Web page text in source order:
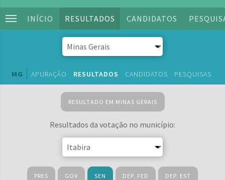
INÍCIO RESULTADOS CANDIDATOS
MG APURAÇÃO RESULTADOS CANDIDATOS PESQUISAS
RESULTADO EM MINAS GERAIS
Resultados da votação no município:
PRES GOV SEN DEP. FED DEP. EST